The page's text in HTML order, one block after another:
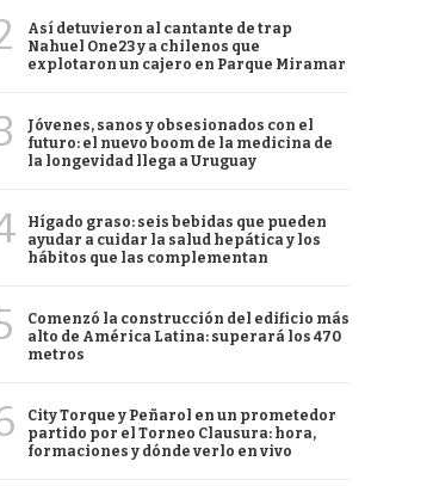
segundos
Así detuvieron al cantante de trap
Nahuel One23 y a chilenos que
explotaron un cajero en Parque Miramar
Jóvenes, sanos y obsesionados con el
futuro: el nuevo boom de la medicina de
la longevidad llega a Uruguay
Hígado graso: seis bebidas que pueden
ayudar a cuidar la salud hepática y los
hábitos que las complementan
Comenzó la construcción del edificio más
alto de América Latina: superará los 470
metros
City Torque y Peñarol en un prometedor
partido por el Torneo Clausura: hora,
formaciones y dónde verlo en vivo